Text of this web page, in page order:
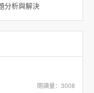
分析與解決
閱讀量：3008